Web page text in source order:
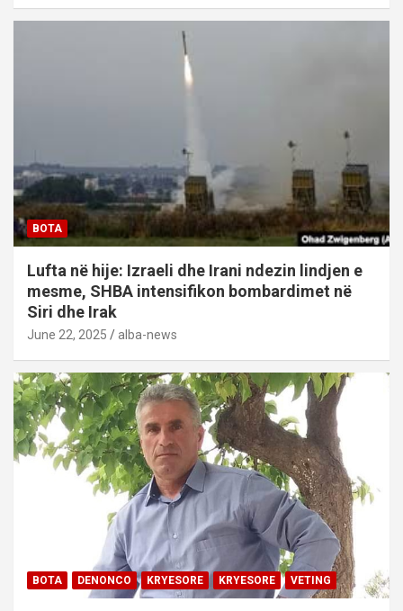
BOTA
Lufta në hije: Izraeli dhe Irani ndezin lindjen e
mesme, SHBA intensifikon bombardimet në
Siri dhe Irak
June 22, 2025 alba-news
BOTA DENONCO KRYESORE KRYESORE VETING